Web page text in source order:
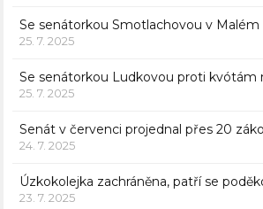
Se senátorkou Smotlachovou v
25. 7. 2025
Se senátorkou Ludkovou proti kvótám
25. 7. 2025
Senát v červenci projednal přes 20
24. 7. 2025
Úzkokolejka zachráněna, patří se
23. 7. 2025